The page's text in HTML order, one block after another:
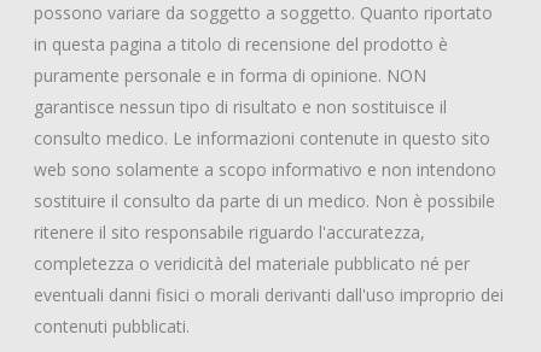
possono variare da soggetto a soggetto. Quanto riportato
in questa pagina a titolo di recensione del prodotto è
puramente personale e in forma di opinione. NON
garantisce nessun tipo di risultato e non sostituisce il
consulto medico. Le informazioni contenute in questo sito
web sono solamente a scopo informativo e non intendono
sostituire il consulto da parte di un medico. Non è possibile
ritenere il sito responsabile riguardo l'accuratezza,
completezza o veridicità del materiale pubblicato né per
eventuali danni fisici o morali derivanti dall'uso improprio dei
contenuti pubblicati.